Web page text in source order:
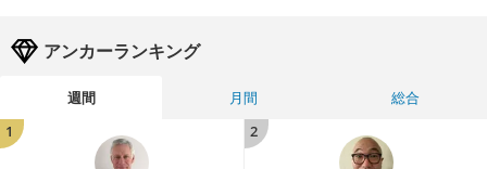
アンカーランキング
週間 月間
総合
1
2